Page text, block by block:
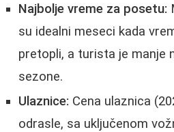
Najbolje vreme za posetu:
su idealni meseci kada
pretopli, a turista je manje
sezone.
Ulaznice: Cena ulaznica
odrasle, sa uključenom